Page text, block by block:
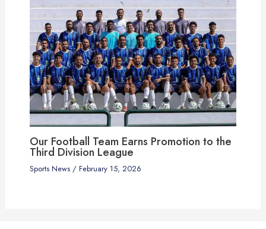
Our Football Team Earns Promotion to the
Third Division League
Sports News/ February 15, 2026